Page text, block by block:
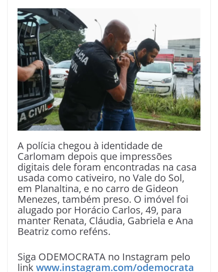
A polícia chegou à identidade de
Carlomam depois que impressões
digitais dele foram encontradas na casa
usada como cativeiro, no Vale do Sol,
em Planaltina, e no carro de Gideon
Menezes, também preso. O imóvel foi
alugado por Horácio Carlos, 49, para
manter Renata, Cláudia, Gabriela e Ana
Beatriz como reféns.
Siga ODEMOCRATA no Instagram pelo
link www.instagram.com/odemocrata